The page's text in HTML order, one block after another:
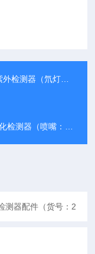
灯：228-34016-02）
嘴：221-21920-91）